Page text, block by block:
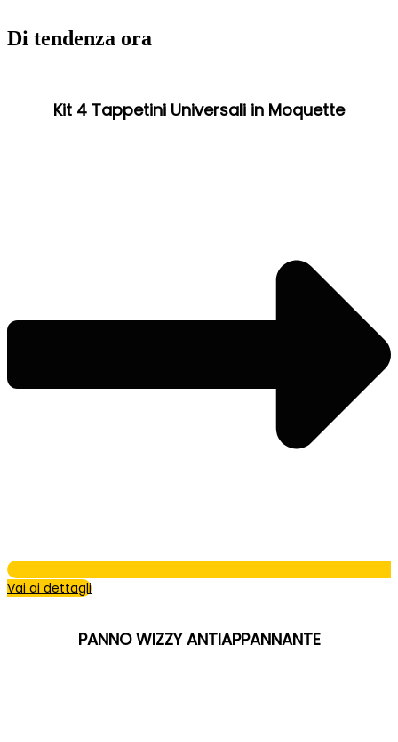
Di tendenza ora
Kit 4 Tappetini Universali in Moquette
Vai ai dettagli
PANNO WIZZY ANTIAPPANNANTE